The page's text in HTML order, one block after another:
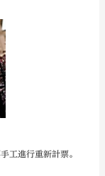
工進行重新計票。